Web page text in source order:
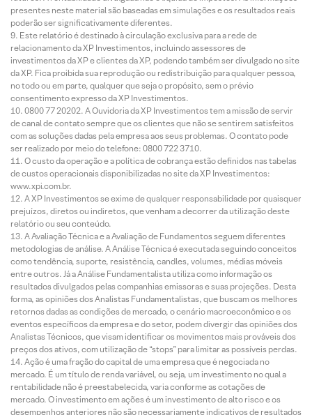
presentes neste material são baseadas em simulações e os resultados reais
poderão ser significativamente diferentes.
Este relatório é destinado à circulação exclusiva para a rede de
relacionamento da XP Investimentos, incluindo assessores de
investimentos da XP e clientes da XP, podendo também ser divulgado no site
da XP. Fica proibida sua reprodução ou redistribuição para qualquer pessoa,
no todo ou em parte, qualquer que seja o propósito, sem o prévio
consentimento expresso da XP Investimentos.
0800 77 20202. A Ouvidoria da XP Investimentos tem a missão de servir
de canal de contato sempre que os clientes que não se sentirem satisfeitos
com as soluções dadas pela empresa aos seus problemas. O contato pode
ser realizado por meio do telefone: 0800 722 3710.
O custo da operação e a política de cobrança estão definidos nas tabelas
de custos operacionais disponibilizadas no site da XP Investimentos:
www.xpi.com.br.
A XP Investimentos se exime de qualquer responsabilidade por quaisquer
prejuízos, diretos ou indiretos, que venham a decorrer da utilização deste
relatório ou seu conteúdo.
A Avaliação Técnica e a Avaliação de Fundamentos seguem diferentes
metodologias de análise. A Análise Técnica é executada seguindo conceitos
como tendência, suporte, resistência, candles, volumes, médias móveis
entre outros. Já a Análise Fundamentalista utiliza como informação os
resultados divulgados pelas companhias emissoras e suas projeções. Desta
forma, as opiniões dos Analistas Fundamentalistas, que buscam os melhores
retornos dadas as condições de mercado, o cenário macroeconômico e os
eventos específicos da empresa e do setor, podem divergir das opiniões dos
Analistas Técnicos, que visam identificar os movimentos mais prováveis dos
preços dos ativos, com utilização de “stops” para limitar as possíveis perdas.
Ação é uma fração do capital de uma empresa que é negociada no
mercado. É um título de renda variável, ou seja, um investimento no qual a
rentabilidade não é preestabelecida, varia conforme as cotações de
mercado. O investimento em ações é um investimento de alto risco e os
desempenhos anteriores não são necessariamente indicativos de resultados